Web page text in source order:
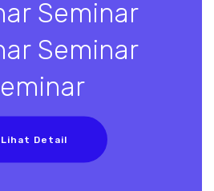
Seminar
Seminar
Lihat Detail